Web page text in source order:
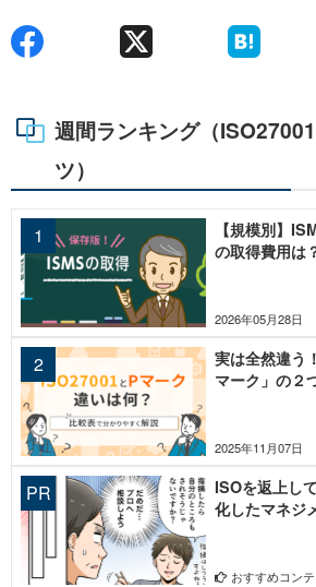
週間ランキング（
ツ）
2026年05月28日
【規模別】
の取得費用は
2025年11月07日
実は全然違う
マーク」の２
おすすめコン
ISOを返上し
化したマネジ